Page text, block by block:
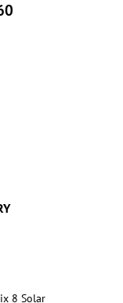
8 Solar